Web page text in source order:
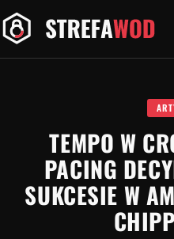
Przejdź
do
TEMPO W
PACING
SUKCESIE W